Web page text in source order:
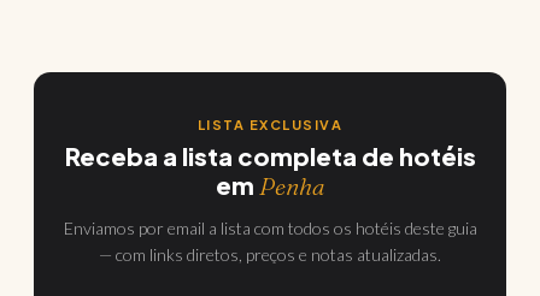
LISTA EXCLUSIVA
Receba a lista completa de hotéis
em Penha
Enviamos por email a lista com todos os hotéis deste guia
— com links diretos, preços e notas atualizadas.